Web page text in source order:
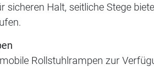
sicheren Halt, seitliche Stege
Rollstuhlrampen zur